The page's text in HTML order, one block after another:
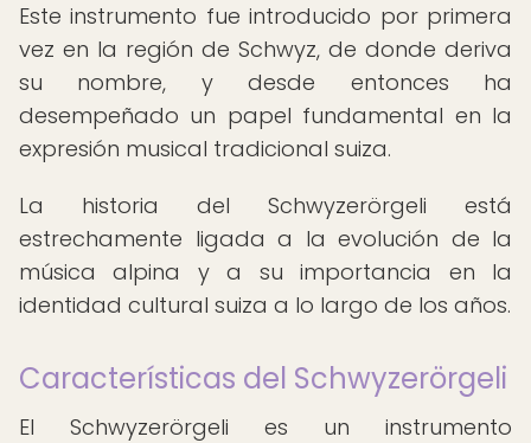
Este instrumento fue introducido por primera
vez en la región de Schwyz, de donde deriva
su nombre, y desde entonces ha
desempeñado un papel fundamental en la
expresión musical tradicional suiza.
La historia del Schwyzerörgeli está
estrechamente ligada a la evolución de la
música alpina y a su importancia en la
identidad cultural suiza a lo largo de los años.
Características del Schwyzerörgeli
El Schwyzerörgeli es un instrumento